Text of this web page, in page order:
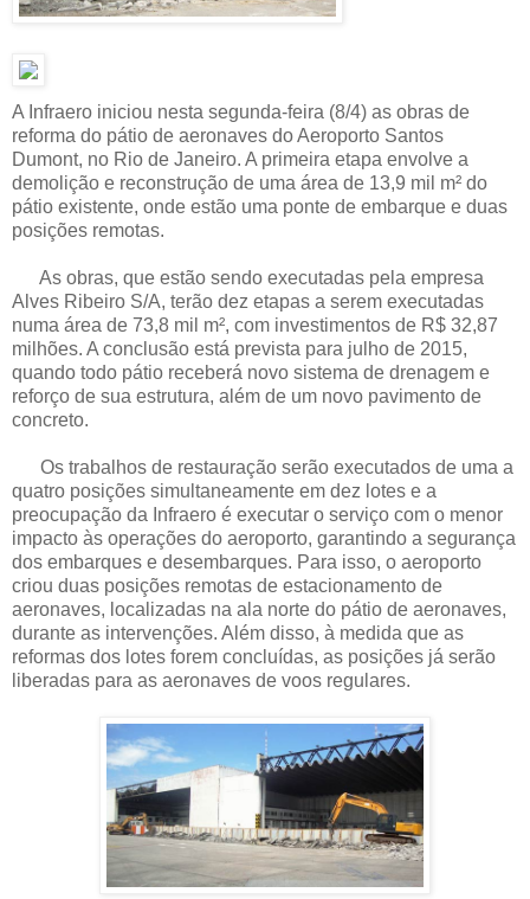
A Infraero iniciou nesta segunda-feira (8/4) as obras de
reforma do pátio de aeronaves do Aeroporto Santos
Dumont, no Rio de Janeiro. A primeira etapa envolve a
demolição e reconstrução de uma área de 13,9 mil m² do
pátio existente, onde estão uma ponte de embarque e duas
posições remotas.
As obras, que estão sendo executadas pela empresa
Alves Ribeiro S/A, terão dez etapas a serem executadas
numa área de 73,8 mil m², com investimentos de R$ 32,87
milhões. A conclusão está prevista para julho de 2015,
quando todo pátio receberá novo sistema de drenagem e
reforço de sua estrutura, além de um novo pavimento de
concreto.
Os trabalhos de restauração serão executados de uma a
quatro posições simultaneamente em dez lotes e a
preocupação da Infraero é executar o serviço com o menor
impacto às operações do aeroporto, garantindo a segurança
dos embarques e desembarques. Para isso, o aeroporto
criou duas posições remotas de estacionamento de
aeronaves, localizadas na ala norte do pátio de aeronaves,
durante as intervenções. Além disso, à medida que as
reformas dos lotes forem concluídas, as posições já serão
liberadas para as aeronaves de voos regulares.